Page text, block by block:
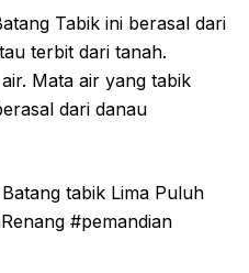
Tabik ini berasal dari
terbit dari tanah.
Mata air yang tabik
dari danau